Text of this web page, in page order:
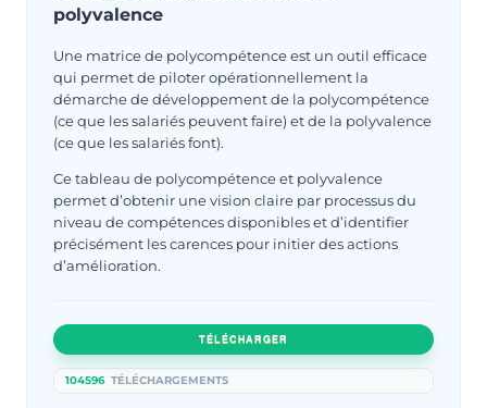
polyvalence
Une matrice de polycompétence est un outil efficace
qui permet de piloter opérationnellement la
démarche de développement de la polycompétence
(ce que les salariés peuvent faire) et de la polyvalence
(ce que les salariés font).
Ce tableau de polycompétence et polyvalence
permet d’obtenir une vision claire par processus du
niveau de compétences disponibles et d’identifier
précisément les carences pour initier des actions
d’amélioration.
TÉLÉCHARGER
104596 TÉLÉCHARGEMENTS